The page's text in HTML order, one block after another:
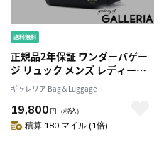
正規品2年保証 ワンダーバゲー
ジ リュック メンズ レディース
大きめ 通学 おしゃれ WONDER
BAGGAGE デイパック 大きい
通勤 軽量 シンプル 黒 A4 ビジネ
ス ナイロン GOODMANS
ギャレリア Bag＆Luggage
19,800 円 （税込）
積算 180 マイル (1倍)